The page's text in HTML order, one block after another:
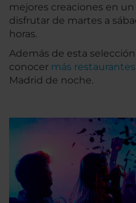
mejores creaciones en
disfrutar de martes a
horas.
Además de esta
conocer más restaurantes
Madrid de noche.